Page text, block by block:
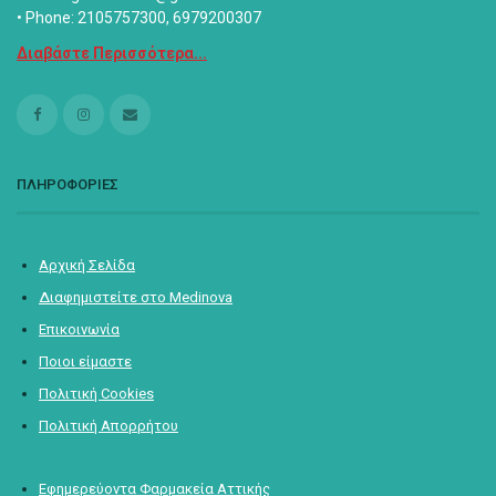
• Phone: 2105757300, 6979200307
Διαβάστε Περισσότερα...
ΠΛΗΡΟΦΟΡΙΕΣ
Αρχική Σελίδα
Διαφημιστείτε στο Medinova
Επικοινωνία
Ποιοι είμαστε
Πολιτική Cookies
Πολιτική Απορρήτου
Εφημερεύοντα Φαρμακεία Αττικής